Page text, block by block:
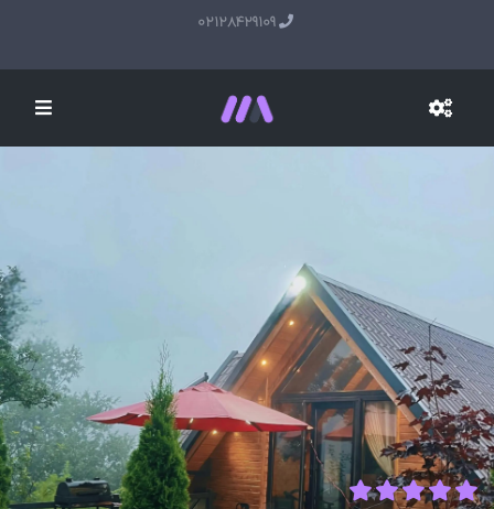
02128429109